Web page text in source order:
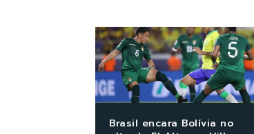
Brasil encara Bolívia no